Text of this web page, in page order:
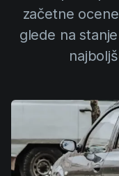
začetne
glede na